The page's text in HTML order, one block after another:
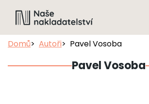
Domů Autoři Pavel Vosoba
Pavel Vosoba